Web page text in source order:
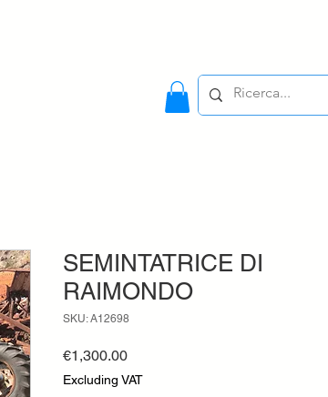
SEMINTATRICE DI
RAIMONDO
SKU: A12698
€1,300.00Price
Excluding VAT